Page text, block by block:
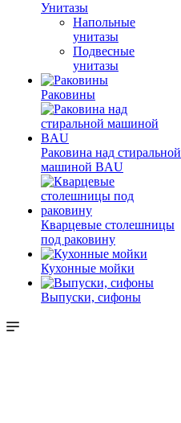
Унитазы
Напольные
унитазы
Подвесные
унитазы
Раковины
Раковина над стиральной
машиной BAU
Кварцевые столешницы
под раковину
Кухонные мойки
Выпуски, сифоны